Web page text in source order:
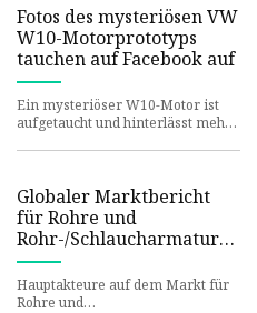
Fotos des mysteriösen VW
W10-Motorprototyps
tauchen auf Facebook auf
Ein mysteriöser W10-Motor ist
aufgetaucht und hinterlässt mehr
Globaler Marktbericht
für Rohre und
Rohr-/Schlaucharmaturen
2023
Hauptakteure auf dem Markt für
Rohre und